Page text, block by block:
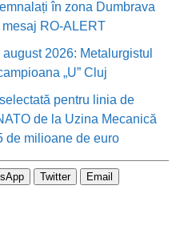
în zona Dumbrava
RO-ALERT
2026: Metalurgistul
„U” Cluj
pentru linia de
de la Uzina Mecanică
de milioane de euro
Twitter Email